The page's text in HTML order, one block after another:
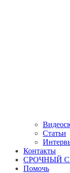
Статьи
Контакты
СРОЧНЫЙ
Помочь